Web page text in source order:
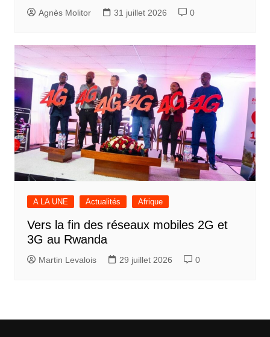
Agnès Molitor 31 juillet 2026 0
A LA UNE Actualités Afrique
Vers la fin des réseaux mobiles 2G et
3G au Rwanda
Martin Levalois 29 juillet 2026 0